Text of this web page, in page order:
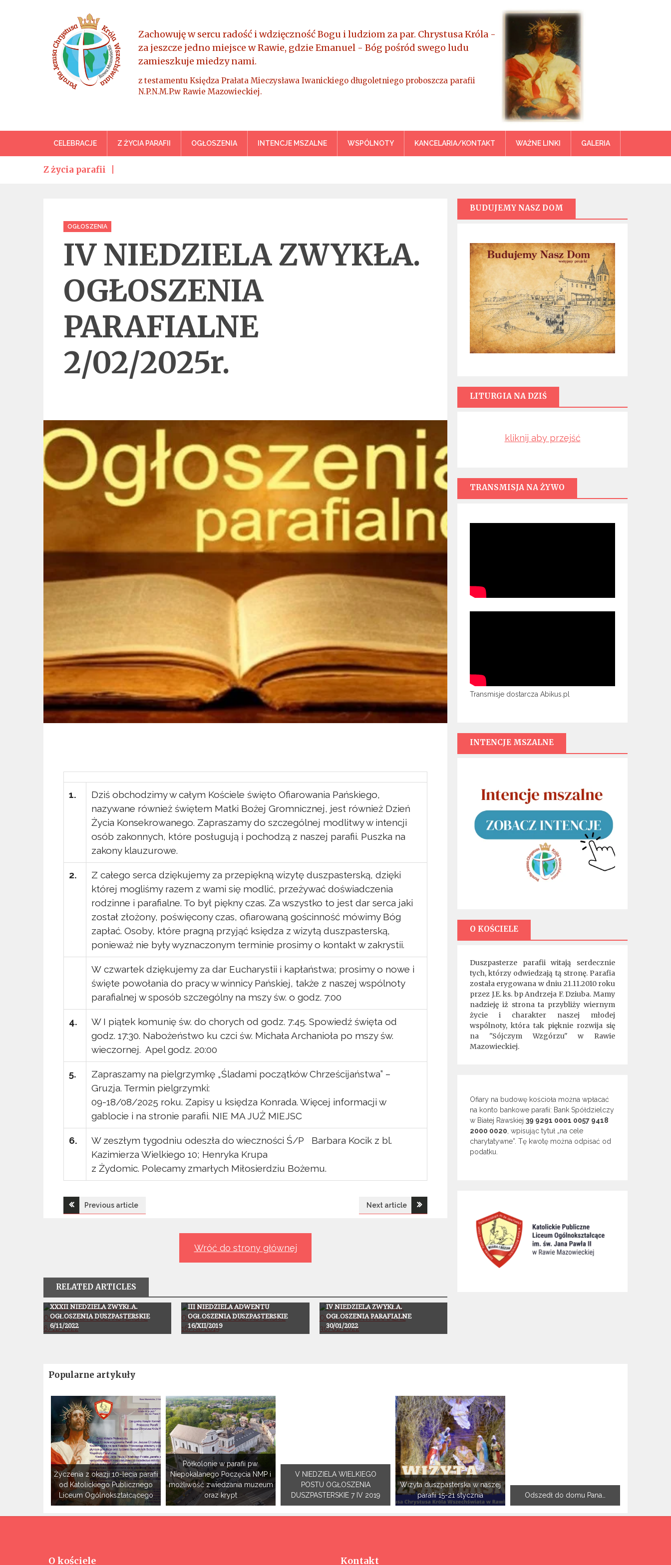
Parafia Jezusa Chrystusa Króla Wszechświata – Rawa Mazowiecka
Zachowuję w sercu radość i wdzięczność Bogu i ludziom za par. Chrystusa Króla -
za jeszcze jedno miejsce w Rawie, gdzie Emanuel - Bóg pośród swego ludu
zamieszkuje miedzy nami.
z testamentu Księdza Prałata Mieczysława Iwanickiego długoletniego proboszcza parafii
N.P.N.M.P.w Rawie Mazowieckiej.
CELEBRACJE Z ŻYCIA PARAFII OGŁOSZENIA INTENCJE MSZALNE WSPÓLNOTY KANCELARIA/KONTAKT WAŻNE LINKI GALERIA
Z życia parafii
Categories
OGŁOSZENIA
IV NIEDZIELA ZWYKŁA.
OGŁOSZENIA
PARAFIALNE
2/02/2025r.
1.
Dziś obchodzimy w całym Kościele święto Ofiarowania Pańskiego,
nazywane również świętem Matki Bożej Gromnicznej, jest również Dzień
Życia Konsekrowanego. Zapraszamy do szczególnej modlitwy w intencji
osób zakonnych, które posługują i pochodzą z naszej parafii. Puszka na
zakony klauzurowe.
2.
Z całego serca dziękujemy za przepiękną wizytę duszpasterską, dzięki
której mogliśmy razem z wami się modlić, przeżywać doświadczenia
rodzinne i parafialne. To był piękny czas. Za wszystko to jest dar serca jaki
został złożony, poświęcony czas, ofiarowaną gościnność mówimy Bóg
zapłać. Osoby, które pragną przyjąć księdza z wizytą duszpasterską,
ponieważ nie były wyznaczonym terminie prosimy o kontakt w zakrystii.
W czwartek dziękujemy za dar Eucharystii i kapłaństwa; prosimy o nowe i
święte powołania do pracy w winnicy Pańskiej, także z naszej wspólnoty
parafialnej w sposób szczególny na mszy św. o godz. 7:00
4.
W I piątek komunię św. do chorych od godz. 7:45. Spowiedź święta od
godz. 17:30. Nabożeństwo ku czci św. Michała Archanioła po mszy św.
wieczornej. Apel godz. 20:00
5.
Zapraszamy na pielgrzymkę „Śladami początków Chrześcijaństwa” –
Gruzja. Termin pielgrzymki:
09-18/08/2025 roku. Zapisy u księdza Konrada. Więcej informacji w
gablocie i na stronie parafii. NIE MA JUŻ MIEJSC
6.
W zeszłym tygodniu odeszła do wieczności Ś/P Barbara Kocik z bl.
Kazimierza Wielkiego 10; Henryka Krupa
z Żydomic. Polecamy zmarłych Miłosierdziu Bożemu.
Nawigacja
Previous article Next article
Wróć do strony głównej
RELATED ARTICLES
Ogłoszenia
XXXII NIEDZIELA ZWYKŁA.
OGŁOSZENIA DUSZPASTERSKIE
6/11/2022
III NIEDZIELA ADWENTU
OGŁOSZENIA DUSZPASTERSKIE
16/XII/2019
IV NIEDZIELA ZWYKŁA.
OGŁOSZENIA PARAFIALNE
30/01/2022
BUDUJEMY NASZ DOM
LITURGIA NA DZIŚ
kliknij aby przejść
TRANSMISJA NA ŻYWO
Transmisje dostarcza Abikus.pl
INTENCJE MSZALNE
O KOŚCIELE
Duszpasterze parafii witają serdecznie
tych, którzy odwiedzają tą stronę. Parafia
została erygowana w dniu 21.11.2010 roku
przez J.E. ks. bp Andrzeja F. Dziuba. Mamy
nadzieję iż strona ta przybliży wiernym
życie i charakter naszej młodej
wspólnoty, która tak pięknie rozwija się
na "Sójczym Wzgórzu" w Rawie
Mazowieckiej.
Ofiary na budowę kościoła można wpłacać
na konto bankowe parafii: Bank Spółdzielczy
w Białej Rawskiej 39 9291 0001 0057 9418
2000 0020 , wpisując tytuł „na cele
charytatywne”. Tę kwotę można odpisać od
podatku.
Popularne artykuły
Życzenia z okazji 10-lecia parafii
od Katolickiego Publicznego
Liceum Ogólnokształcącego
Półkolonie w parafii pw.
Niepokalanego Poczęcia NMP i
możliwość zwiedzania muzeum
oraz krypt
V NIEDZIELA WIELKIEGO
POSTU OGŁOSZENIA
DUSZPASTERSKIE 7 IV 2019
Wizyta duszpasterska w naszej
parafii 15-21 stycznia
Odszedł do domu Pana…
O kościele Kontakt